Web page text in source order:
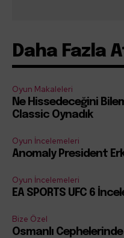
Daha Fazla
Oyun Makaleleri
Ne Hissedeceğini
Classic Oynadık
Oyun İncelemeleri
Anomaly President
Oyun İncelemeleri
EA SPORTS UFC 6
Bize Özel
Osmanlı